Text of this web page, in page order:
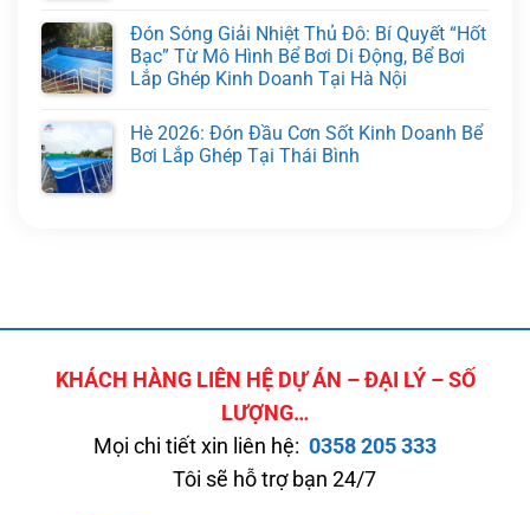
Đón Sóng Giải Nhiệt Thủ Đô: Bí Quyết “Hốt
Bạc” Từ Mô Hình Bể Bơi Di Động, Bể Bơi
Lắp Ghép Kinh Doanh Tại Hà Nội
Hè 2026: Đón Đầu Cơn Sốt Kinh Doanh Bể
Bơi Lắp Ghép Tại Thái Bình
KHÁCH HÀNG LIÊN HỆ DỰ ÁN – ĐẠI LÝ – SỐ
LƯỢNG…
Mọi chi tiết xin liên hệ: 0358 205 333
Tôi sẽ hỗ trợ bạn 24/7